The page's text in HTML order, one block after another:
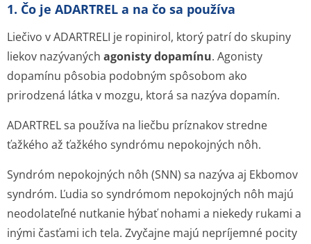
1. Čo je ADARTREL a na čo sa používa
Liečivo v ADARTRELI je ropinirol, ktorý patrí do skupiny
liekov nazývaných agonisty dopamínu. Agonisty
dopamínu pôsobia podobným spôsobom ako
prirodzená látka v mozgu, ktorá sa nazýva dopamín.
ADARTREL sa používa na liečbu príznakov stredne
ťažkého až ťažkého syndrómu nepokojných nôh.
Syndróm nepokojných nôh (SNN) sa nazýva aj Ekbomov
syndróm. Ľudia so syndrómom nepokojných nôh majú
neodolateľné nutkanie hýbať nohami a niekedy rukami a
inými časťami ich tela. Zvyčajne majú nepríjemné pocity